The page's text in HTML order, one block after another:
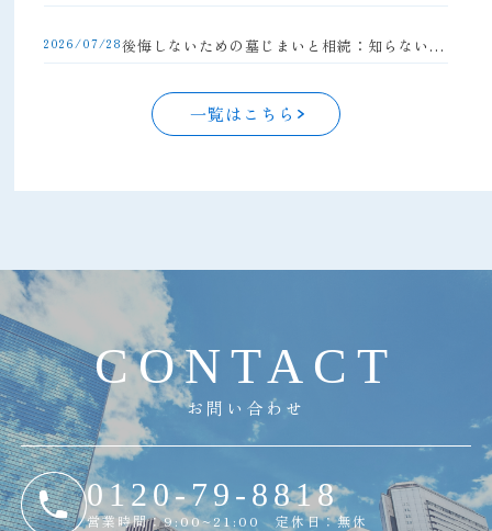
2026/07/28 後悔しないための墓じまいと相続：知らないと損する手続きの落とし穴
一覧はこちら
CONTA C T
お問い合わせ
0120-79-8818
営業時間：9:00~21:00 定休日：無休